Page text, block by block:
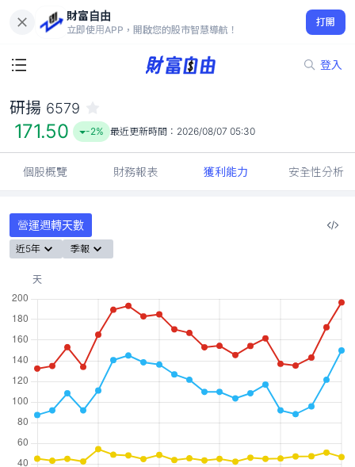
財富自由
立即使用APP，開啟您的股市智慧導航！
打開
登入
171.50
-2%
研揚 6579
171.50 -2% 最近更新時間： 2026/08/07 05:30
個股概覽 財務報表 獲利能力 安全性分析
營運週轉天數
近5年 季報